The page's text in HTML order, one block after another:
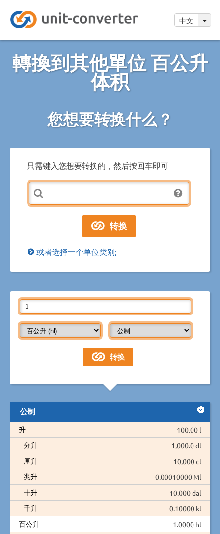
中文
轉換到其他單位 百公升
体积
您想要转换什么？
只需键入您想要转换的，然后按回车即可
或者选择一个单位类别;
公制
升
100.00 l
分升
1,000.0 dl
厘升
10,000 cl
兆升
0.00010000 Ml
十升
10.000 dal
千升
0.10000 kl
百公升
1.0000 hl